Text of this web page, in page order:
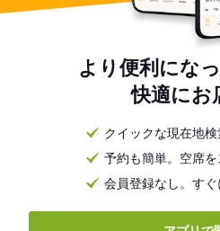
より便利にな
快適にお
クイックな現在地
予約も簡単。空席
会員登録なし。す